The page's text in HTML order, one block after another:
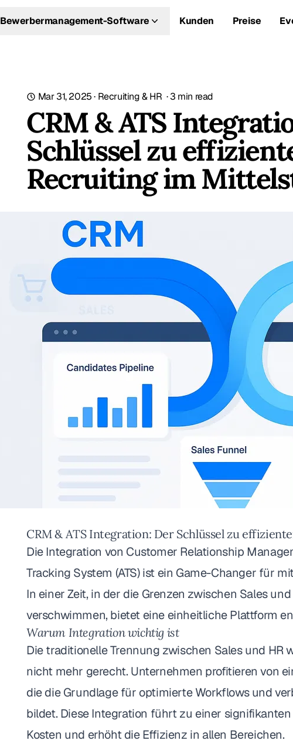
Bewerbermanagement-Software Kunden Preise
Mar 31, 2025· Recruiting & HR ·3 min read
CRM & ATS
Schlüssel zu
Recruiting im
CRM & ATS Integration: Der Schlüssel zu
Die Integration von Customer Relationship
Tracking System (ATS) ist ein Game-Changer für
In einer Zeit, in der die Grenzen zwischen Sales
verschwimmen, bietet eine einheitliche Plattform
Warum Integration wichtig ist
Die traditionelle Trennung zwischen Sales und HR
nicht mehr gerecht. Unternehmen profitieren von
die die Grundlage für optimierte Workflows und
bildet. Diese Integration führt zu einer
Kosten und erhöht die Effizienz in allen Bereichen.